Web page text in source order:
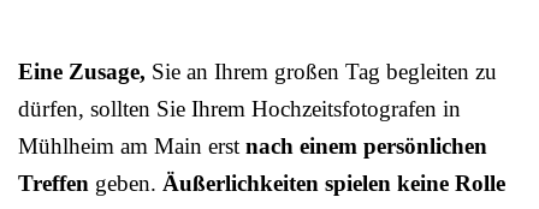
Eine Zusage, Sie an Ihrem großen Tag begleiten zu
dürfen, sollten Sie Ihrem Hochzeitsfotografen in
Mühlheim am Main erst nach einem persönlichen
Treffen geben. Äußerlichkeiten spielen keine Rolle